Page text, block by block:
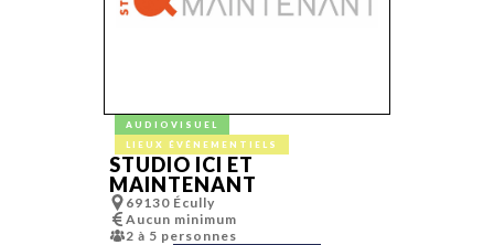
AUDIOVISUEL
LIEUX ÉVÉNEMENTIELS
STUDIO ICI ET
MAINTENANT
69130 Écully
Aucun minimum
2 à 5 personnes